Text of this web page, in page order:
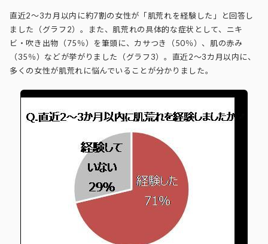
直近2～3カ月以内に約7割の女性が「肌荒れを経験した」と回答し
ました（グラフ2）。また、肌荒れの具体的な症状として、ニキ
ビ・吹き出物（75％）を筆頭に、カサつき（50％）、肌の赤み
（35％）などが挙がりました（グラフ3）。直近2～3カ月以内に、
多くの女性が肌荒れに悩んでいることが分かりました。